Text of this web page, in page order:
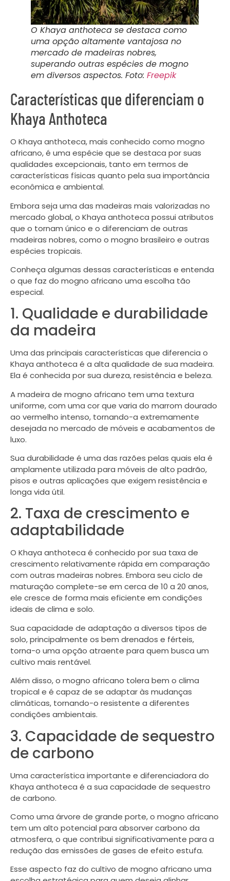
O Khaya anthoteca se destaca como
uma opção altamente vantajosa no
mercado de madeiras nobres,
superando outras espécies de mogno
em diversos aspectos. Foto: Freepik
Características que diferenciam o
Khaya Anthoteca
O Khaya anthoteca, mais conhecido como mogno
africano, é uma espécie que se destaca por suas
qualidades excepcionais, tanto em termos de
características físicas quanto pela sua importância
econômica e ambiental.
Embora seja uma das madeiras mais valorizadas no
mercado global, o Khaya anthoteca possui atributos
que o tornam único e o diferenciam de outras
madeiras nobres, como o mogno brasileiro e outras
espécies tropicais.
Conheça algumas dessas características e entenda
o que faz do mogno africano uma escolha tão
especial.
1. Qualidade e durabilidade
da madeira
Uma das principais características que diferencia o
Khaya anthoteca é a alta qualidade de sua madeira.
Ela é conhecida por sua dureza, resistência e beleza.
A madeira de mogno africano tem uma textura
uniforme, com uma cor que varia do marrom dourado
ao vermelho intenso, tornando-a extremamente
desejada no mercado de móveis e acabamentos de
luxo.
Sua durabilidade é uma das razões pelas quais ela é
amplamente utilizada para móveis de alto padrão,
pisos e outras aplicações que exigem resistência e
longa vida útil.
2. Taxa de crescimento e
adaptabilidade
O Khaya anthoteca é conhecido por sua taxa de
crescimento relativamente rápida em comparação
com outras madeiras nobres. Embora seu ciclo de
maturação complete-se em cerca de 10 a 20 anos,
ele cresce de forma mais eficiente em condições
ideais de clima e solo.
Sua capacidade de adaptação a diversos tipos de
solo, principalmente os bem drenados e férteis,
torna-o uma opção atraente para quem busca um
cultivo mais rentável.
Além disso, o mogno africano tolera bem o clima
tropical e é capaz de se adaptar às mudanças
climáticas, tornando-o resistente a diferentes
condições ambientais.
3. Capacidade de sequestro
de carbono
Uma característica importante e diferenciadora do
Khaya anthoteca é a sua capacidade de sequestro
de carbono.
Como uma árvore de grande porte, o mogno africano
tem um alto potencial para absorver carbono da
atmosfera, o que contribui significativamente para a
redução das emissões de gases de efeito estufa.
Esse aspecto faz do cultivo de mogno africano uma